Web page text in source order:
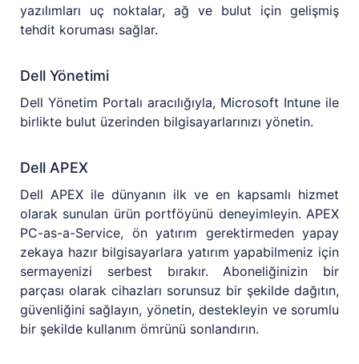
yazılımları uç noktalar, ağ ve bulut için gelişmiş
tehdit koruması sağlar.
Dell Yönetimi
Dell Yönetim Portalı aracılığıyla, Microsoft Intune ile
birlikte bulut üzerinden bilgisayarlarınızı yönetin.
Dell APEX
Dell APEX ile dünyanın ilk ve en kapsamlı hizmet
olarak sunulan ürün portföyünü deneyimleyin. APEX
PC-as-a-Service, ön yatırım gerektirmeden yapay
zekaya hazır bilgisayarlara yatırım yapabilmeniz için
sermayenizi serbest bırakır. Aboneliğinizin bir
parçası olarak cihazları sorunsuz bir şekilde dağıtın,
güvenliğini sağlayın, yönetin, destekleyin ve sorumlu
bir şekilde kullanım ömrünü sonlandırın.